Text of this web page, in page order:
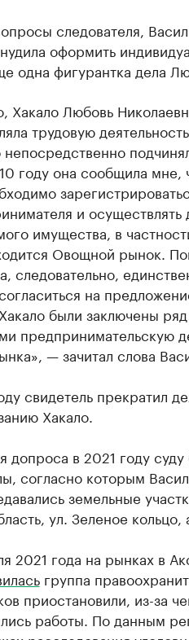
следователя,
оформить
одна фигурантка дела
Хакало Любовь
трудовую
году она сообщила мне,
и осуществлять
имущества, в
Овощной рынок.
следовательно,
на
были заключены
предпринимательскую
— зачитал слова
свидетель прекратил
Хакало.
допроса в 2021 году
согласно которым
земельные
ул. Зеленое кольцо,
2021 года на рынках в
группа
приостановили, из-за
работы. По данным